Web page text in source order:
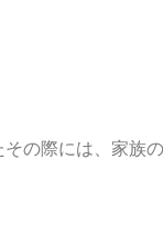
の際には、家族